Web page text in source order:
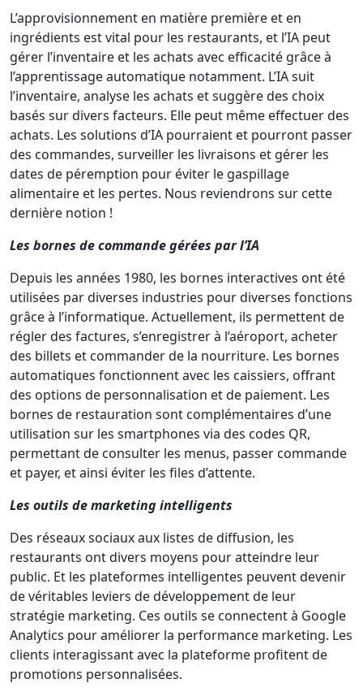
L’approvisionnement en matière première et en
ingrédients est vital pour les restaurants, et l’IA peut
gérer l’inventaire et les achats avec efficacité grâce à
l’apprentissage automatique notamment. L’IA suit
l’inventaire, analyse les achats et suggère des choix
basés sur divers facteurs. Elle peut même effectuer des
achats. Les solutions d’IA pourraient et pourront passer
des commandes, surveiller les livraisons et gérer les
dates de péremption pour éviter le gaspillage
alimentaire et les pertes. Nous reviendrons sur cette
dernière notion !
Les bornes de commande gérées par l’IA
Depuis les années 1980, les bornes interactives ont été
utilisées par diverses industries pour diverses fonctions
grâce à l’informatique. Actuellement, ils permettent de
régler des factures, s’enregistrer à l’aéroport, acheter
des billets et commander de la nourriture. Les bornes
automatiques fonctionnent avec les caissiers, offrant
des options de personnalisation et de paiement. Les
bornes de restauration sont complémentaires d’une
utilisation sur les smartphones via des codes QR,
permettant de consulter les menus, passer commande
et payer, et ainsi éviter les files d’attente.
Les outils de marketing intelligents
Des réseaux sociaux aux listes de diffusion, les
restaurants ont divers moyens pour atteindre leur
public. Et les plateformes intelligentes peuvent devenir
de véritables leviers de développement de leur
stratégie marketing. Ces outils se connectent à Google
Analytics pour améliorer la performance marketing. Les
clients interagissant avec la plateforme profitent de
promotions personnalisées.